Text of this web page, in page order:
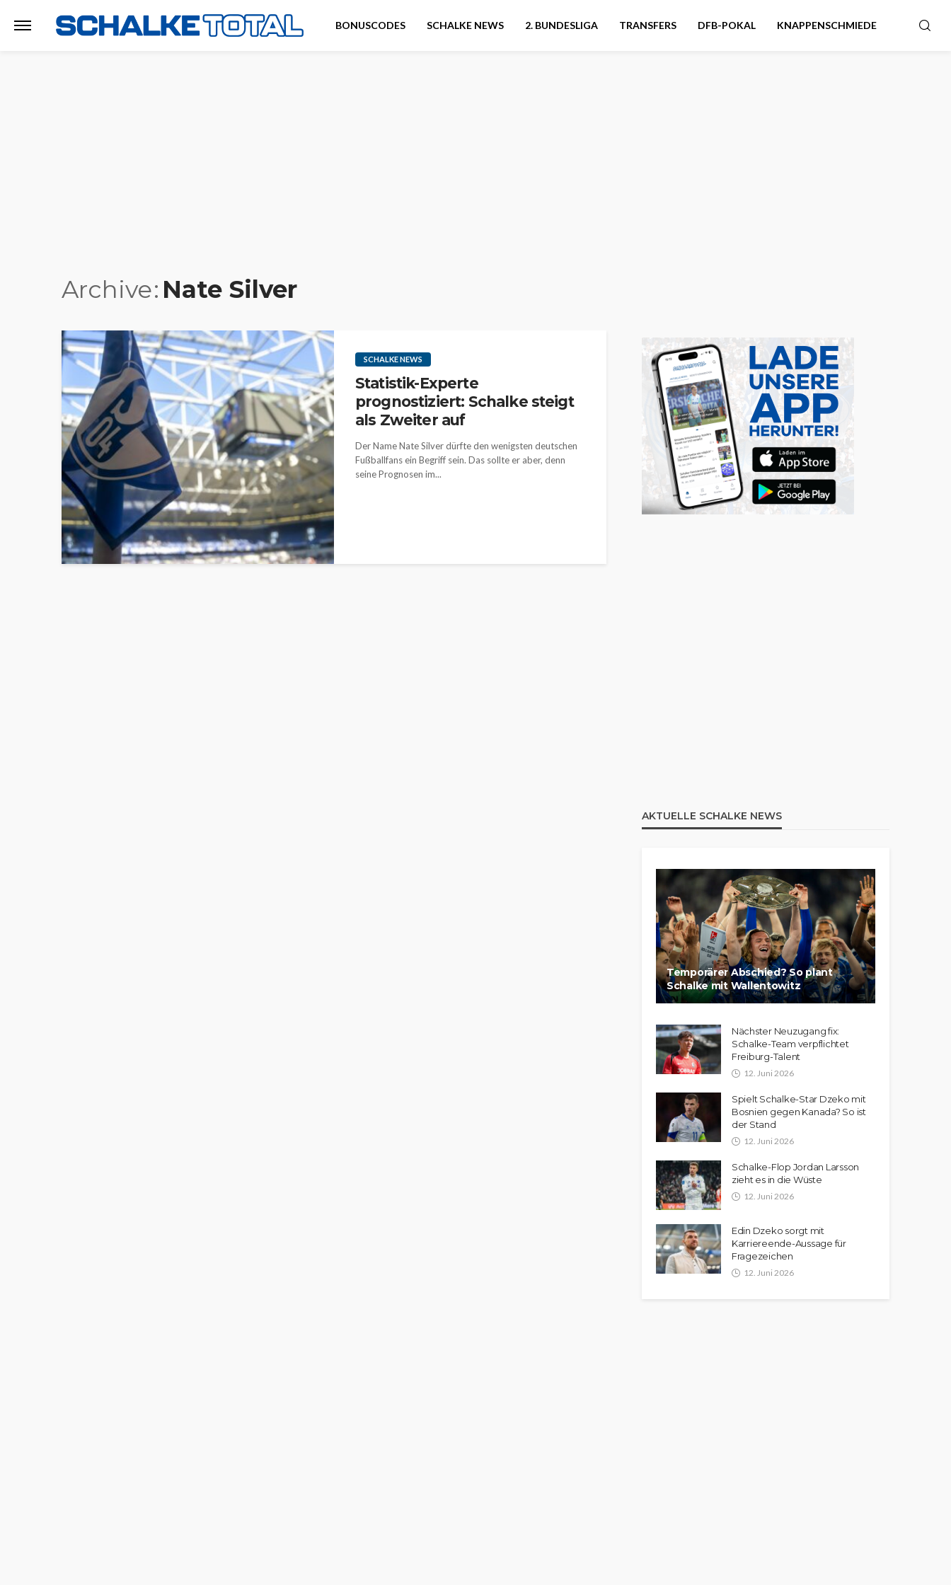
BONUSCODES SCHALKE NEWS 2. BUNDESLIGA TRANSFERS DFB-POKAL KNAPPENSCHMIEDE
Archive Nate Silver
SCHALKE NEWS
Statistik-Experte
prognostiziert: Schalke steigt
als Zweiter auf
Der Name Nate Silver dürfte den wenigsten deutschen
Fußballfans ein Begriff sein. Das sollte er aber, denn
seine Prognosen im...
AKTUELLE SCHALKE NEWS
Temporärer Abschied? So plant
Schalke mit Wallentowitz
Nächster Neuzugang fix:
Schalke-Team verpflichtet
Freiburg-Talent
12. Juni 2026
Spielt Schalke-Star Dzeko mit
Bosnien gegen Kanada? So ist
der Stand
12. Juni 2026
Schalke-Flop Jordan Larsson
zieht es in die Wüste
12. Juni 2026
Edin Dzeko sorgt mit
Karriereende-Aussage für
Fragezeichen
12. Juni 2026